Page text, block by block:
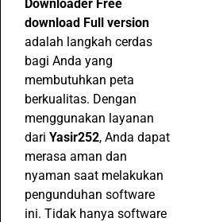
Downloader Free
download Full version
adalah langkah cerdas
bagi Anda yang
membutuhkan peta
berkualitas. Dengan
menggunakan layanan
dari Yasir252, Anda dapat
merasa aman dan
nyaman saat melakukan
pengunduhan software
ini. Tidak hanya software